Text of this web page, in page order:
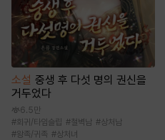
소설 중생 후 다섯 명의 권신을
거두었다
6.5만
#회귀/타임슬립 #철벽남 #상처남
#왕족/귀족 #상처녀